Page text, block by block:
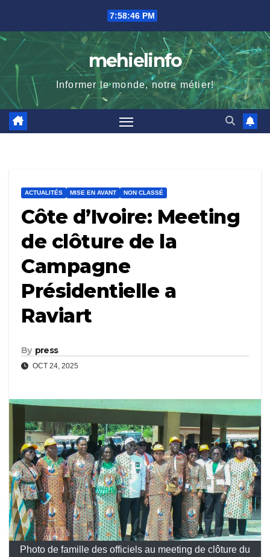
content
7:58:47 PM
mehielinfo
Informer le monde, notre métier!
ACTUALITÉS MISE EN AVANT NON CLASSÉ
Côte d’Ivoire: Meeting
de clôture de la
Campagne
Présidentielle a
Raviart
By press
OCT 24, 2025
Photo de famille des officiels au meeting de clôture du